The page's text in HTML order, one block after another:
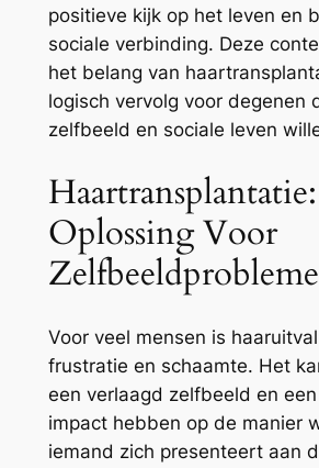
positieve kijk op het leven en
sociale verbinding. Deze
het belang van
logisch vervolg voor degenen
zelfbeeld en sociale leven
Oplossing Voor
Voor veel mensen is
frustratie en schaamte. Het
een verlaagd zelfbeeld en
impact hebben op de manier
iemand zich presenteert aan